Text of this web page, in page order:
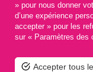
4, rue des
51370 Thillois
» pour nous donner
d’une expérience
accepter » pour les
sur « Paramètres des
Accepter tous